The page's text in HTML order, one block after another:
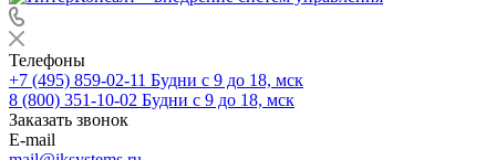
Телефоны
+7 (495) 859-02-11 Будни с 9 до 18, мск
8 (800) 351-10-02 Будни с 9 до 18, мск
Заказать звонок
E-mail